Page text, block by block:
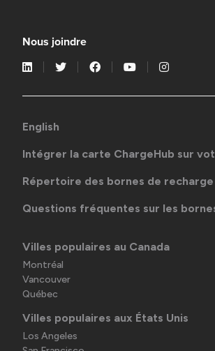
Nous joindre
English
Intégrer la carte ChargeHub sur
Répertoire des bornes de recharge
Questions fréquentes sur les
Villes populaires au Canada
Montréal
Vancouver
Québec
Villes populaires aux États Unis
Los Angeles